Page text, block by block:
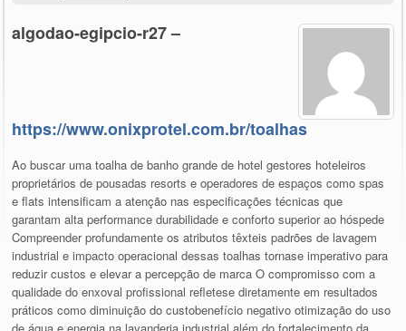
algodao-egipcio-r27 –
https://www.onixprotel.com.br/toalhas
Ao buscar uma toalha de banho grande de hotel gestores hoteleiros
proprietários de pousadas resorts e operadores de espaços como spas
e flats intensificam a atenção nas especificações técnicas que
garantam alta performance durabilidade e conforto superior ao hóspede
Compreender profundamente os atributos têxteis padrões de lavagem
industrial e impacto operacional dessas toalhas tornase imperativo para
reduzir custos e elevar a percepção de marca O compromisso com a
qualidade do enxoval profissional refletese diretamente em resultados
práticos como diminuição do custobenefício negativo otimização do uso